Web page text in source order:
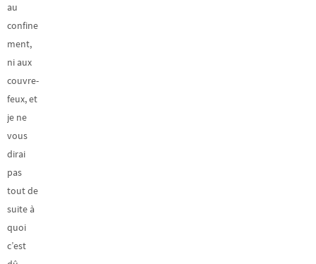
au
confine
ment,
ni aux
couvre-
feux, et
je ne
vous
dirai
pas
tout de
suite à
quoi
c’est